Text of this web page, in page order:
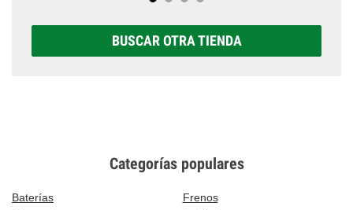
BUSCAR OTRA TIENDA
Categorías populares
Baterías
Frenos